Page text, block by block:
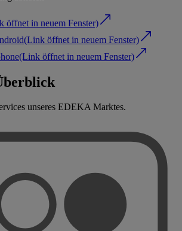
öffnet in neuem Fenster)
(Link öffnet in neuem Fenster)
(Link öffnet in neuem Fenster)
unseres EDEKA Marktes.